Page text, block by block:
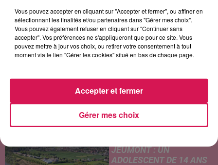
LES ARTICLES LES PLUS CONSULTÉS
D'ORAGES CE LUNDI EN
SAMBRE-AVESNOIS-
et changeant concerne nos
secteurs ce lundi 3 août. Entre
l'après-midi et un risque
d'averses orageuses...
JEUMONT : UN
ADOLESCENT DE 14 ANS
Vous pouvez accepter en cliquant sur "Accepter et fermer", ou affiner en
sélectionnant les finalités et/ou partenaires dans "Gérer mes choix".
Vous pouvez également refuser en cliquant sur "Continuer sans
accepter". Vos préférences ne s'appliqueront que pour ce site. Vous
pouvez mettre à jour vos choix, ou retirer votre consentement à tout
moment via le lien "Gérer les cookies" situé en bas de chaque page.
Gérer mes choix
Accepter et fermer